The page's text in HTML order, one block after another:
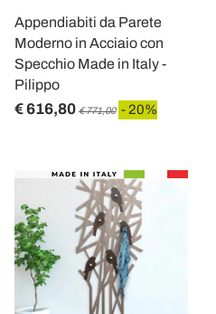
Appendiabiti da Parete
Moderno in Acciaio con
Specchio Made in Italy -
Pilippo
€ 616,80 € 771,00 - 20%